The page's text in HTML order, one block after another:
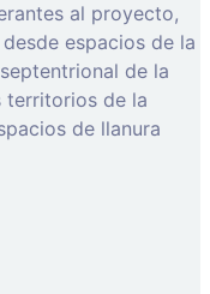
al proyecto,
espacios de la
de la
territorios de la
de llanura